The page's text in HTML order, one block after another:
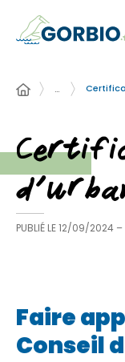
…
PUBLIÉ LE12/09/2024 –
Faire
Conseil